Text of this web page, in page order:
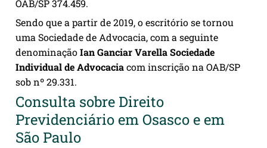
OAB/SP 374.459.
Sendo que a partir de 2019, o escritório se tornou
uma Sociedade de Advocacia, com a seguinte
denominaçãoIan Ganciar Varella Sociedade
Individual de Advocaciacom inscrição na OAB/SP
sob nº 29.331.
Consulta sobre Direito
Previdenciário em Osasco e em
São Paulo